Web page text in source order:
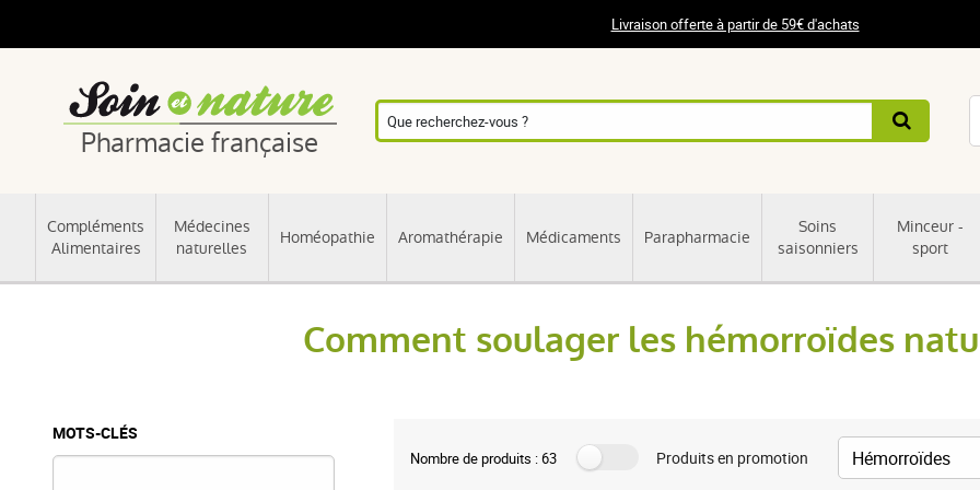
Livraison offerte à partir de 59€ d'achats
Pharmacie française
Compléments
Alimentaires
Médecines
naturelles
Homéopathie Aromathérapie Médicaments Parapharmacie
Soins
saisonniers
Minceur -
sport
Comment soulager les hémorroïdes
MOTS-CLÉS
Nombre de produits : 63 Produits en promotion